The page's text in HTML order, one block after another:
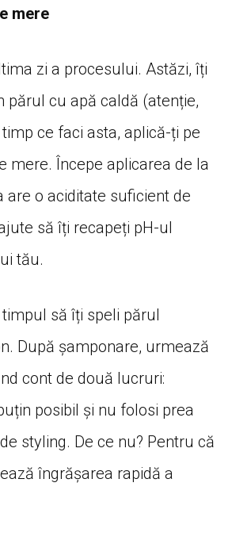
mere
zi a procesului. Astăzi, îți
părul cu apă caldă (atenție,
ce faci asta, aplică-ți pe
mere. Începe aplicarea de la
are o aciditate suficient de
să îți recapeți pH-ul
tău.
timpul să îți speli părul
După șamponare, urmează
cont de două lucruri:
posibil și nu folosi prea
styling. De ce nu? Pentru că
îngrășarea rapidă a